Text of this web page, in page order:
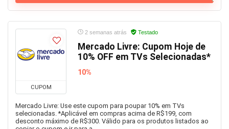
CUPOM
2 semanas atrás Testado
Mercado Livre: Cupom Hoje de
10% OFF em TVs Selecionadas*
10%
Mercado Livre: Use este cupom para poupar 10% em TVs
selecionadas. *Aplicável em compras acima de R$199, com
desconto máximo de R$300. Válido para os produtos listados ao